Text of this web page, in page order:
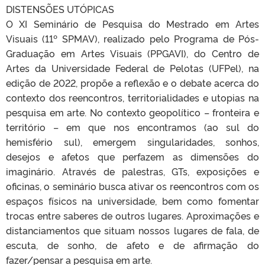
DISTENSÕES UTÓPICAS
O XI Seminário de Pesquisa do Mestrado em Artes
Visuais (11º SPMAV), realizado pelo Programa de Pós-
Graduação em Artes Visuais (PPGAVI), do Centro de
Artes da Universidade Federal de Pelotas (UFPel), na
edição de 2022, propõe a reflexão e o debate acerca do
contexto dos reencontros, territorialidades e utopias na
pesquisa em arte. No contexto geopolítico – fronteira e
território – em que nos encontramos (ao sul do
hemisfério sul), emergem singularidades, sonhos,
desejos e afetos que perfazem as dimensões do
imaginário. Através de palestras, GTs, exposições e
oficinas, o seminário busca ativar os reencontros com os
espaços físicos na universidade, bem como fomentar
trocas entre saberes de outros lugares. Aproximações e
distanciamentos que situam nossos lugares de fala, de
escuta, de sonho, de afeto e de afirmação do
fazer/pensar a pesquisa em arte.